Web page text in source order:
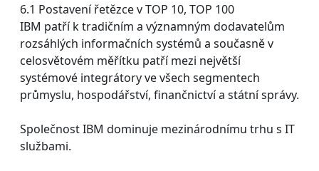
6.1 Postavení řetězce v TOP 10, TOP 100
IBM patří k tradičním a významným dodavatelům
rozsáhlých informačních systémů a současně v
celosvětovém měřítku patří mezi největší
systémové integrátory ve všech segmentech
průmyslu, hospodářství, finančnictví a státní správy.
Společnost IBM dominuje mezinárodnímu trhu s IT
službami.